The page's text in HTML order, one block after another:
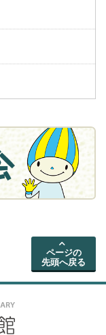
ページの
先頭へ戻る